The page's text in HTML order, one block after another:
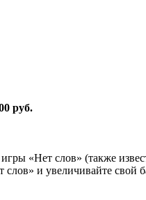
руб.
«Нет слов» (также
и увеличивайте свой